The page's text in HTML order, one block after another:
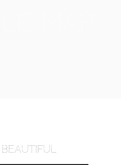
BEAUTIFUL